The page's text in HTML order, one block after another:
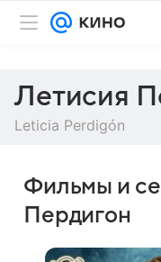
Летисия
Leticia Perdigón
Фильмы и
Пердигон